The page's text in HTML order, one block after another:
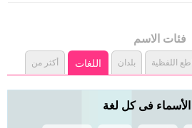
فئات الاسم
اللفظية بلدان اللغات أكثر من
الأسماء فى كل لغة